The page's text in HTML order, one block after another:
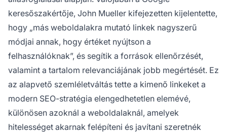
keresőszakértője, John Mueller kifejezetten kijelentette,
hogy „más weboldalakra mutató linkek nagyszerű
módjai annak, hogy értéket nyújtson a
felhasználóknak”, és segítik a források ellenőrzését,
valamint a tartalom relevanciájának jobb megértését. Ez
az alapvető szemléletváltás tette a kimenő linkeket a
modern SEO-stratégia elengedhetetlen elemévé,
különösen azoknál a weboldalaknál, amelyek
hitelességet akarnak felépíteni és javítani szeretnék